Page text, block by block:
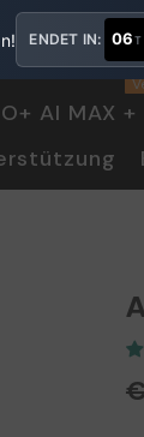
ENDET IN: 06T
AI MAX